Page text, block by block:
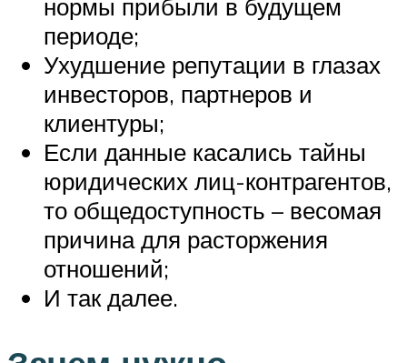
нормы прибыли в будущем
периоде;
Ухудшение репутации в глазах
инвесторов, партнеров и
клиентуры;
Если данные касались тайны
юридических лиц-контрагентов,
то общедоступность – весомая
причина для расторжения
отношений;
И так далее.